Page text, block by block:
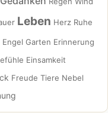
Leben Herz Ruhe
Engel Garten Erinnerung
Einsamkeit
Freude Tiere Nebel